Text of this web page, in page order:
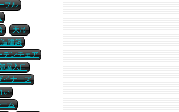
ブル
天吊
建築
デンチェア
屋入口
イナーズ
い
ム